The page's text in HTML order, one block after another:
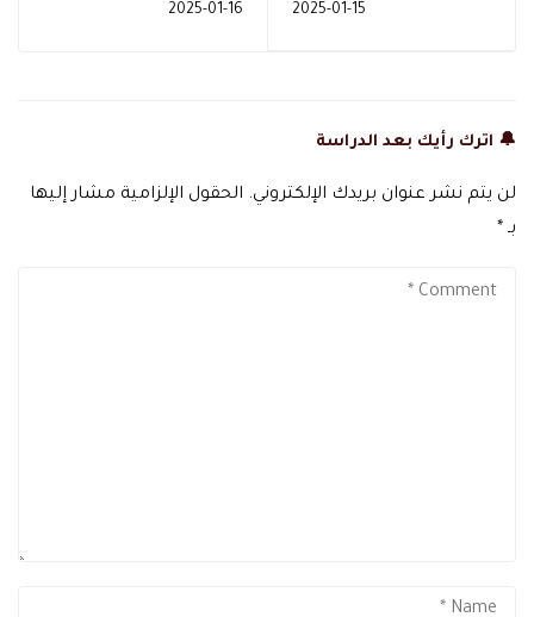
2025-01-15
2025-01-16
🔔 اترك رأيك بعد الدراسة
لن يتم نشر عنوان بريدك الإلكتروني. الحقول الإلزامية مشار إليها
بـ *